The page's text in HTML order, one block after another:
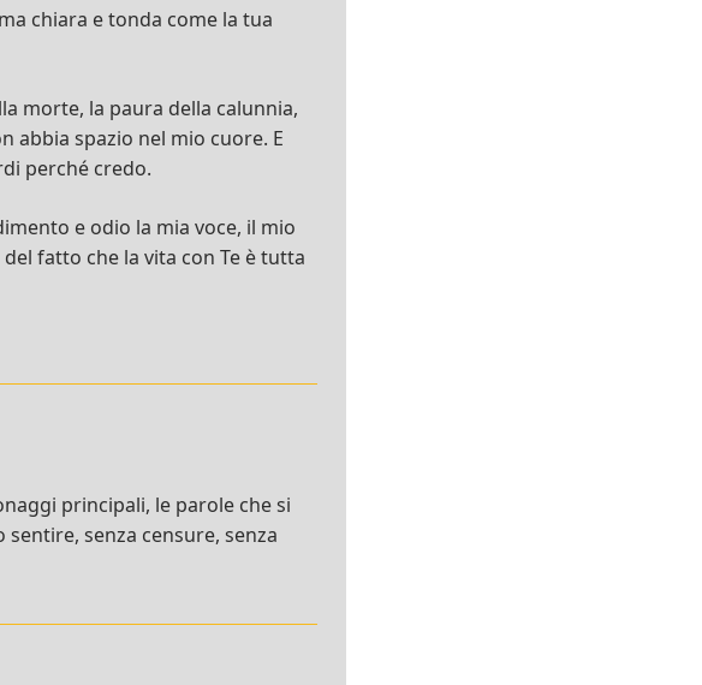
chiara e tonda come la tua
morte, la paura della calunnia,
abbia spazio nel mio cuore. E
perché credo.
e odio la mia voce, il mio
fatto che la vita con Te è tutta
principali, le parole che si
senza censure, senza